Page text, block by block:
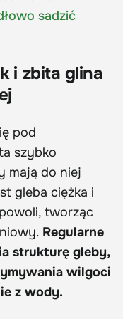
sadzić
i zbita glina
pod
szybko
mają do niej
gleba ciężka i
tworząc
Regularne
strukturę gleby,
wilgoci
z wody.